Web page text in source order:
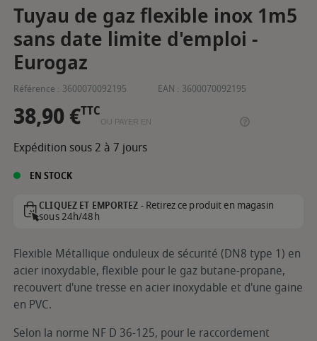
Tuyau de gaz flexible inox 1m5
sans date limite d'emploi -
Eurogaz
Référence : 3600070092195 EAN : 3600070092195
38,90 €TTC
OU PAYER EN
Expédition sous 2 à 7 jours
EN STOCK
CLIQUEZ ET EMPORTEZ -Retirez ce produit en magasin
sous 24h/48h
Flexible Métallique onduleux de sécurité (DN8 type 1) en
acier inoxydable, flexible pour le gaz butane-propane,
recouvert d'une tresse en acier inoxydable et d'une gaine
en PVC.
Selon la norme NF D 36-125, pour le raccordement